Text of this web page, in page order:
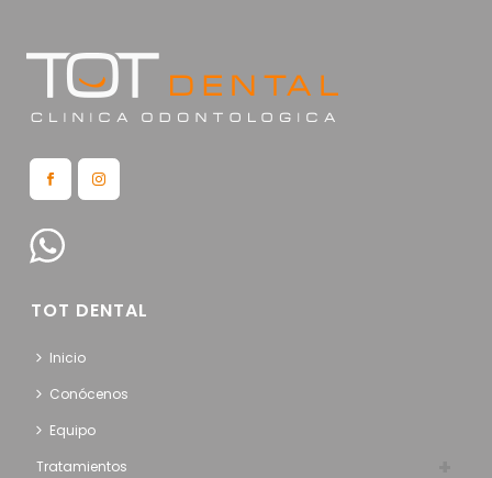
TOT DENTAL
Inicio
Conócenos
Equipo
Tratamientos